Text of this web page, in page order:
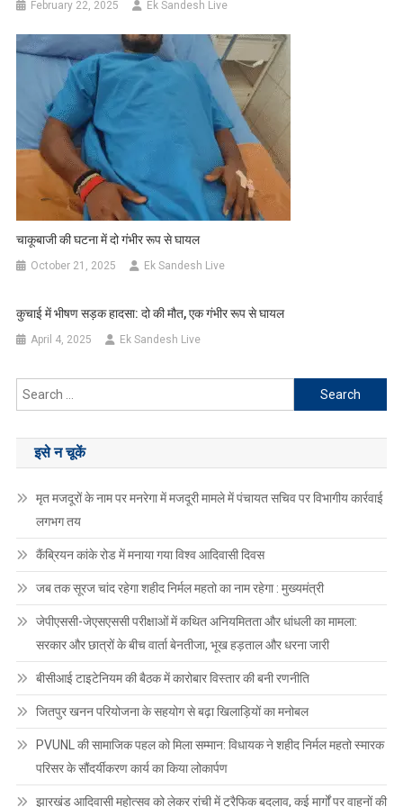
February 22, 2025 Ek Sandesh Live
चाकूबाजी की घटना में दो गंभीर रूप से घायल
October 21, 2025 Ek Sandesh Live
कुचाई में भीषण सड़क हादसा: दो की मौत, एक गंभीर रूप से घायल
April 4, 2025 Ek Sandesh Live
Search
for:
इसे न चूकें
मृत मजदूरों के नाम पर मनरेगा में मजदूरी मामले में पंचायत सचिव पर विभागीय कार्रवाई
लगभग तय
कैंब्रियन कांके रोड में मनाया गया विश्व आदिवासी दिवस
जब तक सूरज चांद रहेगा शहीद निर्मल महतो का नाम रहेगा : मुख्यमंत्री
जेपीएससी-जेएसएससी परीक्षाओं में कथित अनियमितता और धांधली का मामला:
सरकार और छात्रों के बीच वार्ता बेनतीजा, भूख हड़ताल और धरना जारी
बीसीआई टाइटेनियम की बैठक में कारोबार विस्तार की बनी रणनीति
जितपुर खनन परियोजना के सहयोग से बढ़ा खिलाड़ियों का मनोबल
PVUNL की सामाजिक पहल को मिला सम्मान: विधायक ने शहीद निर्मल महतो स्मारक
परिसर के सौंदर्यीकरण कार्य का किया लोकार्पण
झारखंड आदिवासी महोत्सव को लेकर रांची में ट्रैफिक बदलाव, कई मार्गों पर वाहनों की